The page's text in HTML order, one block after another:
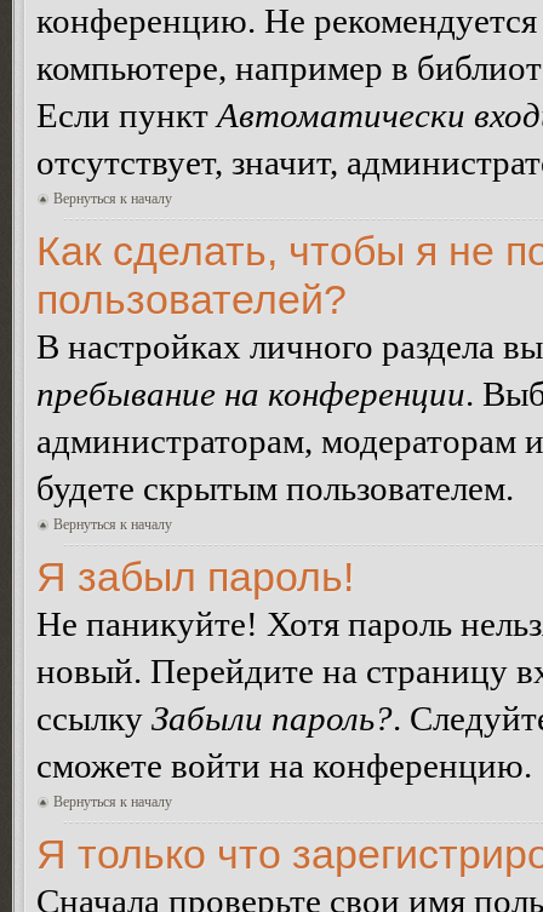
конференцию. Не
компьютере, например в
Если пункт Автоматически
отсутствует, значит,
Вернуться к началу
Как сделать, чтобы я не
пользователей?
В настройках личного раздела
пребывание на конференции.
администраторам, модераторам
будете скрытым пользователем.
Вернуться к началу
Я забыл пароль!
Не паникуйте! Хотя пароль
новый. Перейдите на страницу
ссылку Забыли пароль?.
сможете войти на конференцию.
Вернуться к началу
Я только что
Сначала проверьте свои имя